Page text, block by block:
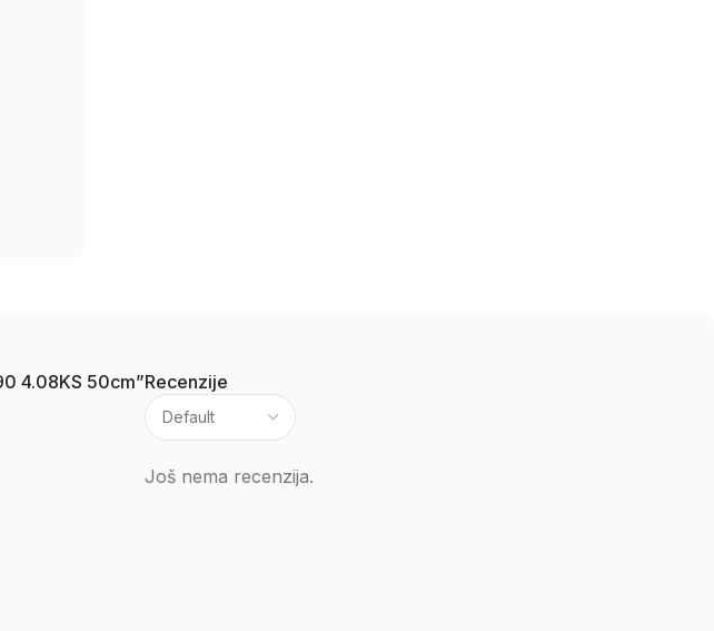
Recenzije
Još nema recenzija.
4.08KS 50cm”